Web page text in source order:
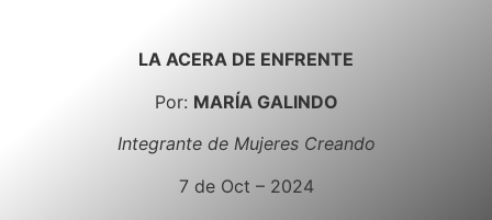
LA ACERA DE ENFRENTE
Por: MARÍA GALINDO
Integrante de Mujeres Creando
7 de Oct – 2024